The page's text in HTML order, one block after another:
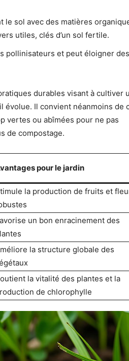
le sol avec des matières
utiles, clés d’un sol fertile.
pollinisateurs et peut éloigner des
durables visant à cultiver
évolue. Il convient néanmoins de
vertes ou abîmées pour ne pas
de compostage.
pour le jardin
la production de fruits et
un bon enracinement des
la structure globale des
la vitalité des plantes et la
de chlorophylle